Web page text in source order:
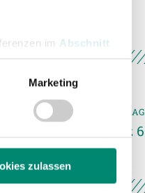
im Abschnitt
unserer
Marketing
zulassen
NÄCHSTER NEWSEINTRAG
auf Platz 6